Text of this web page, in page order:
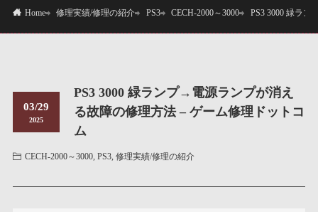
Home 修理実績/修理の紹介 PS3 CECH-2000～3000 PS3 3000 緑ラ
03/29
2025
PS3 3000 緑ランプ→電源ランプが消え
る故障の修理方法 – ゲーム修理ドットコ
ム
CECH-2000～3000, PS3, 修理実績/修理の紹介